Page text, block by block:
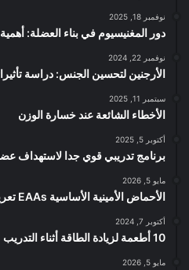
نوفمبر 18, 2025
دور المغنيسيوم في بناء العضلة:
نوفمبر 22, 2024
الأرجنين لتحسين الجنس: دراسة
سبتمبر 11, 2025
الأخطاء الشائعة عند خسارة الوزن
أكتوبر 5, 2025
برنامج تدريبي قوي جدا لاستهداف
مايو 5, 2026
الأحماض الأمينية الأساسية EAAs تعريفها، أهميتها، مصادرها، وفوائدها
أكتوبر 7, 2024
10 أطعمة لزيادة الطاقة أثناء التدريب
مايو 5, 2026